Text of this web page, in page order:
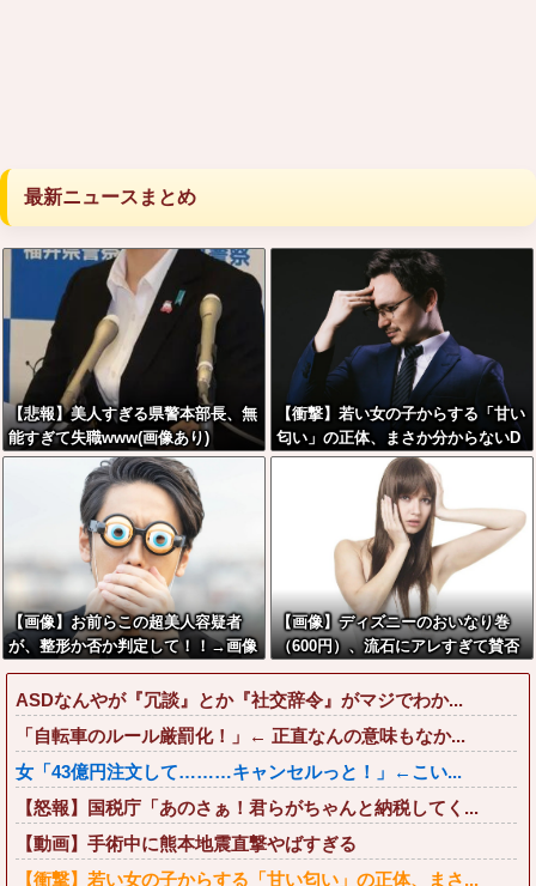
最新ニュースまとめ
【悲報】美人すぎる県警本部長、無
能すぎて失職www(画像あり)
【衝撃】若い女の子からする「甘い
匂い」の正体、まさか分からないD
Tなんておらんよな？よな？w w w
w w w w w w w w
【画像】お前らこの超美人容疑者
が、整形か否か判定して！！→画像
がこちらw w w w w w w w w w
【画像】ディズニーのおいなり巻
（600円）、流石にアレすぎて賛否
両論の大炎上をしてしまうw w w w
w w w
ASDなんやが『冗談』とか『社交辞令』がマジでわか...
「自転車のルール厳罰化！」← 正直なんの意味もなか...
女「43億円注文して………キャンセルっと！」←こい...
【怒報】国税庁「あのさぁ！君らがちゃんと納税してく...
【動画】手術中に熊本地震直撃やばすぎる
【衝撃】若い女の子からする「甘い匂い」の正体、まさ...